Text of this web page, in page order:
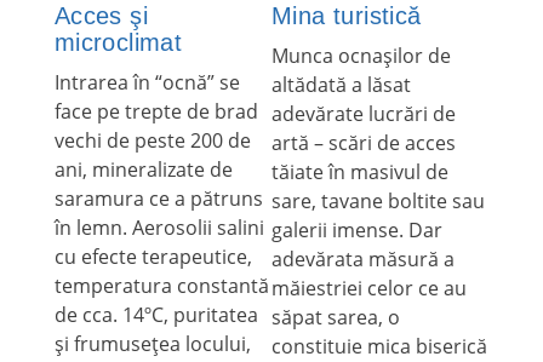
Acces şi
microclimat
Intrarea în “ocnă” se
face pe trepte de brad
vechi de peste 200 de
ani, mineralizate de
saramura ce a pătruns
în lemn. Aerosolii salini
cu efecte terapeutice,
temperatura constantă
de cca. 14ºC, puritatea
şi frumuseţea locului,
Mina turistică
Munca ocnaşilor de
altădată a lăsat
adevărate lucrări de
artă – scări de acces
tăiate în masivul de
sare, tavane boltite sau
galerii imense. Dar
adevărata măsură a
măiestriei celor ce au
săpat sarea, o
constituie mica biserică